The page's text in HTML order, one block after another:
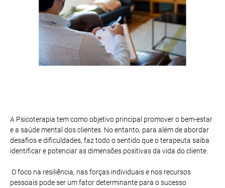
A Psicoterapia tem como objetivo principal promover o bem-estar
e a saúde mental dos clientes. No entanto, para além de abordar
desafios e dificuldades, faz todo o sentido que o terapeuta saiba
identificar e potenciar as dimensões positivas da vida do cliente.
O foco na resiliência, nas forças individuais e nos recursos
pessoais pode ser um fator determinante para o sucesso